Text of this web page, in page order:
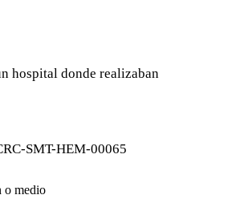
hospital donde realizaban
SMT-HEM-00065
o medio